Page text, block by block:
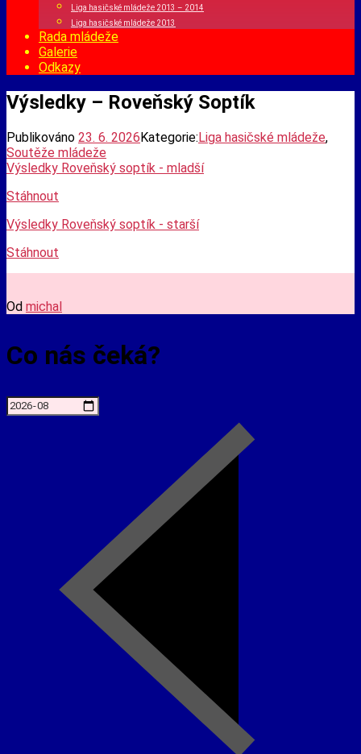
Liga hasičské mládeže 2013 – 2014
Liga hasičské mládeže 2013
Rada mládeže
Galerie
Odkazy
Výsledky – Roveňský Soptík
Publikováno 23. 6. 2026Kategorie:Liga hasičské mládeže,
Soutěže mládeže
Výsledky Roveňský soptík - mladší
Stáhnout
Výsledky Roveňský soptík - starší
Stáhnout
Od michal
Co nás čeká?